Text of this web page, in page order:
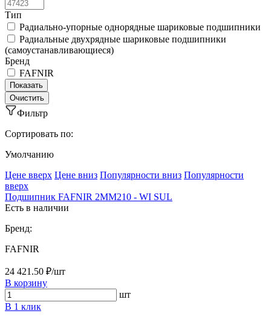
Тип
Радиально-упорные однорядные шариковые подшипники
Радиальные двухрядные шариковые подшипники
(самоустанавливающиеся)
Бренд
FAFNIR
Фильтр
Сортировать по:
Умолчанию
Ценe вверх Ценe вниз Популярности вниз Популярности
вверх
Подшипник FAFNIR 2MM210 - WI SUL
Есть в наличии
Бренд:
FAFNIR
24 421.50 ₽/шт
В корзину
шт
В 1 клик